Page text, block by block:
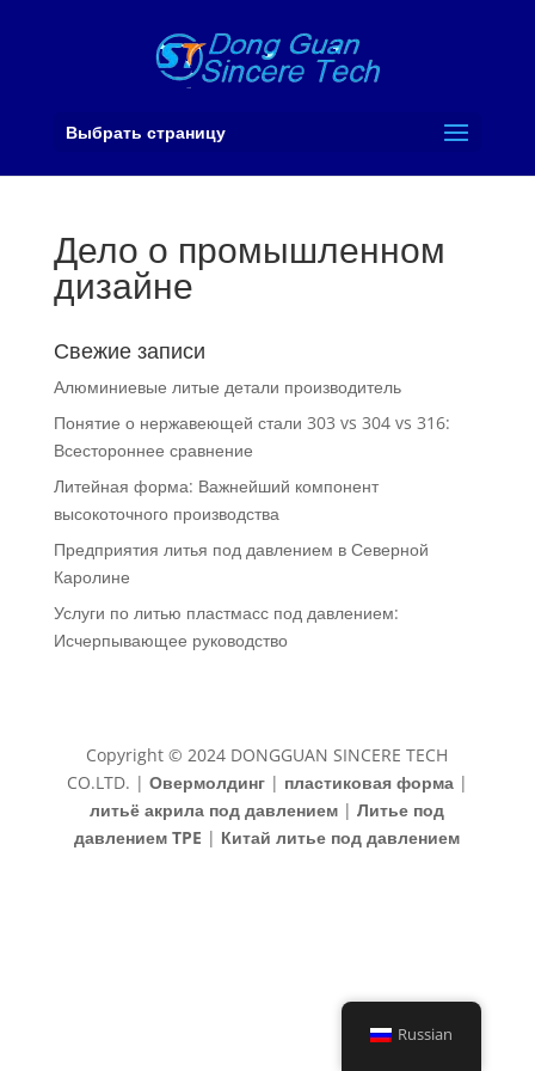
Выбрать страницу
Дело о промышленном
дизайне
Свежие записи
Алюминиевые литые детали производитель
Понятие о нержавеющей стали 303 vs 304 vs 316:
Всестороннее сравнение
Литейная форма: Важнейший компонент
высокоточного производства
Предприятия литья под давлением в Северной
Каролине
Услуги по литью пластмасс под давлением:
Исчерпывающее руководство
Copyright © 2024 DONGGUAN SINCERE TECH
CO.LTD. | Овермолдинг| пластиковая форма|
литьё акрила под давлением |Литье под
давлением TPE | Китай литье под давлением
Russian